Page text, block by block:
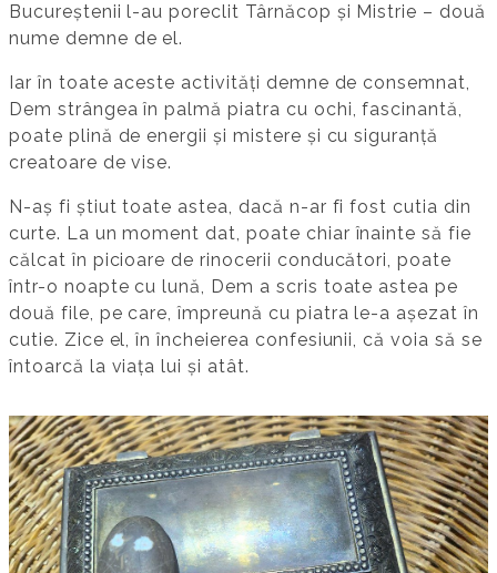
Bucureștenii l-au poreclit Târnăcop și Mistrie – două
nume demne de el.
Iar în toate aceste activități demne de consemnat,
Dem strângea în palmă piatra cu ochi, fascinantă,
poate plină de energii și mistere și cu siguranță
creatoare de vise.
N-aș fi știut toate astea, dacă n-ar fi fost cutia din
curte. La un moment dat, poate chiar înainte să fie
călcat în picioare de rinocerii conducători, poate
într-o noapte cu lună, Dem a scris toate astea pe
două file, pe care, împreună cu piatra le-a așezat în
cutie. Zice el, în încheierea confesiunii, că voia să se
întoarcă la viața lui și atât.